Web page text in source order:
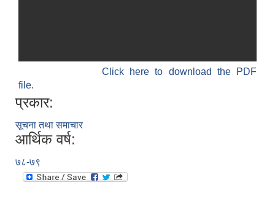
Click here to download the PDF
file.
प्रकार:
सूचना तथा समाचार
आर्थिक वर्ष:
७८-७९